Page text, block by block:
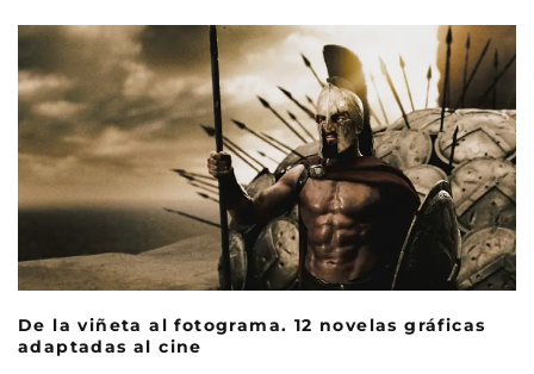
De la viñeta al fotograma. 12 novelas gráficas
adaptadas al cine